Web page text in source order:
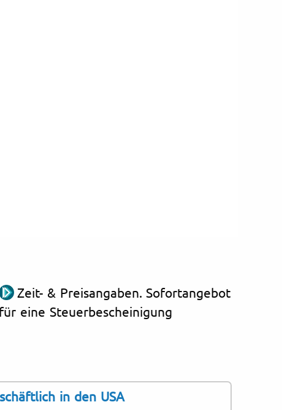
Zeit- & Preisangaben. Sofortangebot
für eine Steuerbescheinigung
in den USA